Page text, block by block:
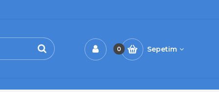
0 Sepetim